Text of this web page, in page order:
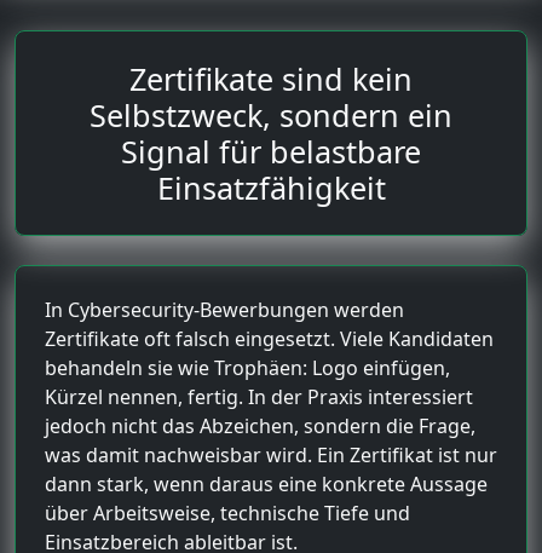
Zertifikate sind kein
Selbstzweck, sondern ein
Signal für belastbare
Einsatzfähigkeit
In Cybersecurity-Bewerbungen werden
Zertifikate oft falsch eingesetzt. Viele Kandidaten
behandeln sie wie Trophäen: Logo einfügen,
Kürzel nennen, fertig. In der Praxis interessiert
jedoch nicht das Abzeichen, sondern die Frage,
was damit nachweisbar wird. Ein Zertifikat ist nur
dann stark, wenn daraus eine konkrete Aussage
über Arbeitsweise, technische Tiefe und
Einsatzbereich ableitbar ist.